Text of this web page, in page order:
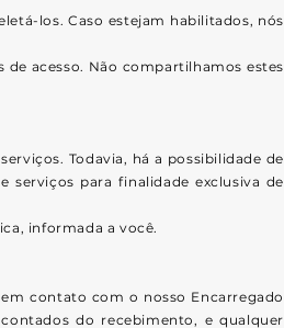
los. Caso estejam habilitados, nós
acesso. Não compartilhamos estes
Todavia, há a possibilidade de
serviços para finalidade exclusiva de
informada a você.
contato com o nosso Encarregado
do recebimento, e qualquer